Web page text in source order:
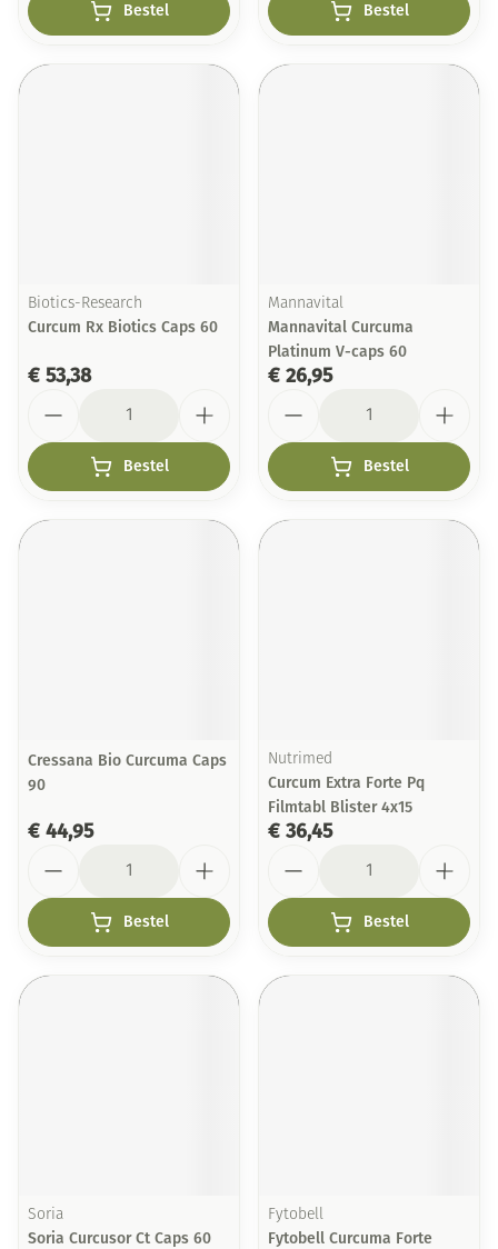
Bestel Bestel
Biotics-Research
Curcum Rx Biotics Caps 60
€ 53,38
Bestel
Mannavital
Mannavital Curcuma
Platinum V-caps 60
€ 26,95
Bestel
Cressana Bio Curcuma Caps
90
€ 44,95
Bestel
Nutrimed
Curcum Extra Forte Pq
Filmtabl Blister 4x15
€ 36,45
Bestel
Soria
Soria Curcusor Ct Caps 60
Fytobell
Fytobell Curcuma Forte